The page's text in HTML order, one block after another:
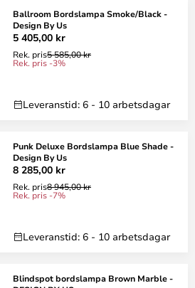
Ballroom Bordslampa Smoke/Black -
Design By Us
5 405,00 kr
Rek. pris5 585,00 kr
Rek. pris -3%
Leveranstid: 6 - 10 arbetsdagar
Punk Deluxe Bordslampa Blue Shade -
Design By Us
8 285,00 kr
Rek. pris8 945,00 kr
Rek. pris -7%
Leveranstid: 6 - 10 arbetsdagar
Blindspot bordslampa Brown Marble -